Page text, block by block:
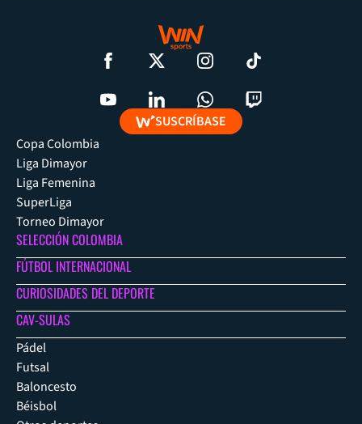
SUSCRÍBASE
Copa Colombia
Liga Dimayor
Liga Femenina
SuperLiga
Torneo Dimayor
SELECCIÓN COLOMBIA
FÚTBOL INTERNACIONAL
CURIOSIDADES DEL DEPORTE
CAV-SULAS
Pádel
Futsal
Baloncesto
Béisbol